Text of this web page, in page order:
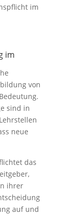
im
im
von
sind in
neue
das
ihrer
auf und